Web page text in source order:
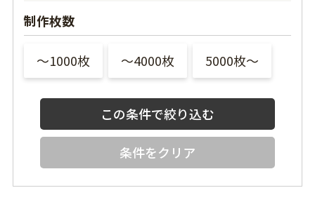
制作枚数
〜1000枚 〜4000枚 5000枚〜
条件をクリア